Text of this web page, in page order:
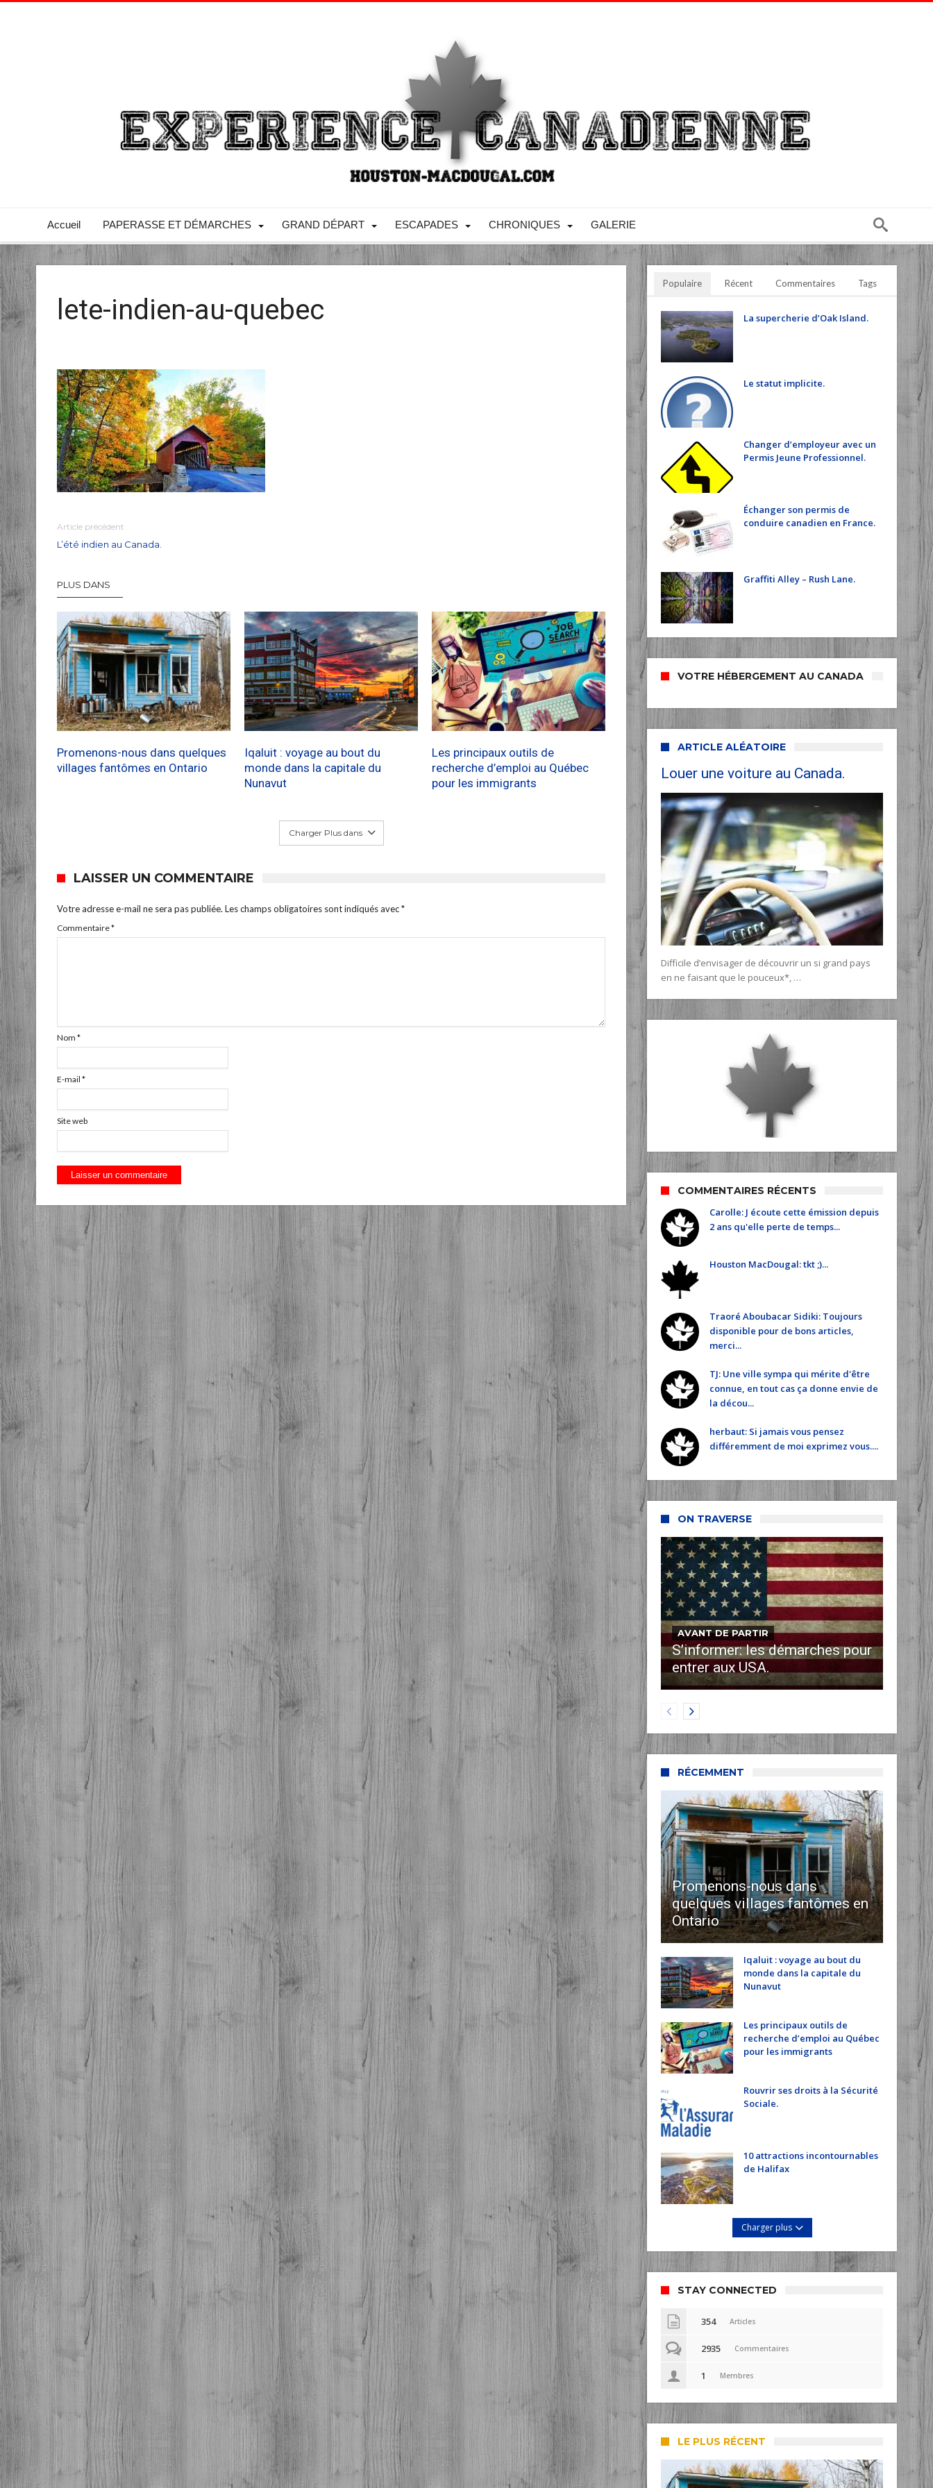
Accueil PAPERASSE ET DÉMARCHES GRAND DÉPART ESCAPADES CHRONIQUES GALERIE
lete-indien-au-quebec
Article précédent
L’été indien au Canada.
PLUS DANS
Promenons-nous dans quelques
villages fantômes en Ontario
Iqaluit : voyage au bout du
monde dans la capitale du
Nunavut
Les principaux outils de
recherche d’emploi au Québec
pour les immigrants
Charger Plus dans
LAISSER UN COMMENTAIRE
Votre adresse e-mail ne sera pas publiée. Les champs obligatoires sont indiqués avec*
Commentaire*
Nom *
E-mail *
Site web
Populaire Récent Commentaires Tags
La supercherie d’Oak Island.
Le statut implicite.
Changer d’employeur avec un
Permis Jeune Professionnel.
Échanger son permis de
conduire canadien en France.
Graffiti Alley – Rush Lane.
VOTRE HÉBERGEMENT AU CANADA
ARTICLE ALÉATOIRE
Louer une voiture au Canada.
Difficile d’envisager de découvrir un si grand pays
en ne faisant que le pouceux*, …
COMMENTAIRES RÉCENTS
Carolle: J écoute cette émission depuis
2 ans qu'elle perte de temps...
Houston MacDougal: tkt ;)...
Traoré Aboubacar Sidiki: Toujours
disponible pour de bons articles,
merci...
TJ: Une ville sympa qui mérite d'être
connue, en tout cas ça donne envie de
la décou...
herbaut: Si jamais vous pensez
différemment de moi exprimez vous....
ON TRAVERSE
AVANT DE PARTIR
S’informer: les démarches pour
entrer aux USA.
RÉCEMMENT
Promenons-nous dans
quelques villages fantômes en
Ontario
Iqaluit : voyage au bout du
monde dans la capitale du
Nunavut
Les principaux outils de
recherche d’emploi au Québec
pour les immigrants
Rouvrir ses droits à la Sécurité
Sociale.
10 attractions incontournables
de Halifax
Charger plus
STAY CONNECTED
354 Articles
2935 Commentaires
1 Membres
LE PLUS RÉCENT